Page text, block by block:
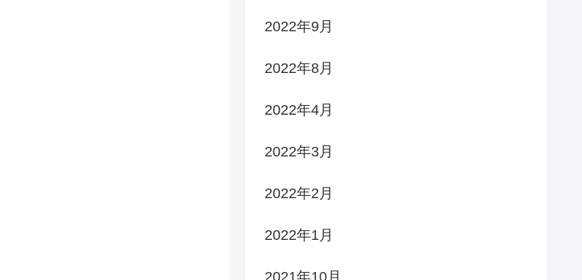
2022年9月
2022年8月
2022年4月
2022年3月
2022年2月
2022年1月